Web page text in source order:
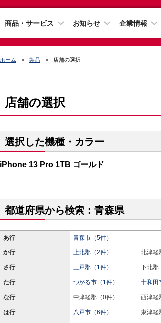
商品・サービス お知らせ 企業情報
ホーム 製品 店舗の選択
店舗の選択
選択した機種・カラー
iPhone 13 Pro 1TB ゴールド
都道府県から検索：青森県
あ行 青森市（5件）
か行 上北郡（2件） 北津軽
さ行 三戸郡（1件） 下北郡
た行 つがる市（1件） 十和田
な行 中津軽郡（0件） 西津軽
は行 八戸市（6件） 東津軽